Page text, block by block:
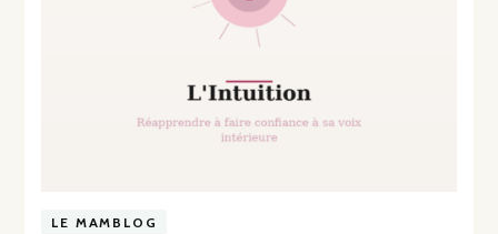
LE MAMBLOG